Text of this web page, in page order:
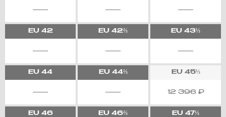
EU42 EU 42⅔ EU 43⅓
EU 44 EU44⅔ EU45⅓
12 396 ₽
EU46 EU 46⅔ EU 47⅓